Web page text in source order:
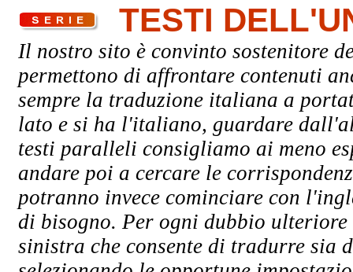
TESTI
Il nostro sito è convinto sostenitore
permettono di affrontare contenuti
sempre la traduzione italiana a
lato e si ha l'italiano, guardare
testi paralleli consigliamo ai meno
andare poi a cercare le
potranno invece cominciare con
di bisogno. Per ogni dubbio
sinistra che consente di tradurre